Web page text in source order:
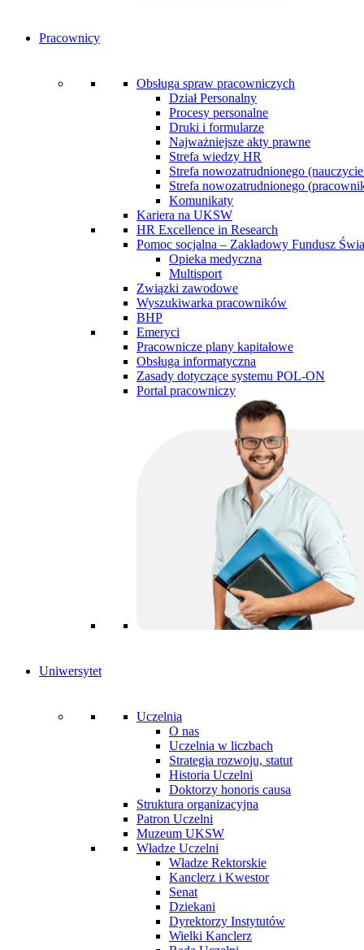
Pracownicy
Obsługa spraw pracowniczych
Dział Personalny
Procesy personalne
Druki i formularze
Najważniejsze akty prawne
Strefa wiedzy HR
Strefa nowozatrudnionego
Strefa nowozatrudnionego
Komunikaty
Kariera na UKSW
HR Excellence in Research
Pomoc socjalna – Zakładowy Fundusz
Opieka medyczna
Multisport
Związki zawodowe
Wyszukiwarka pracowników
BHP
Emeryci
Pracownicze plany kapitałowe
Obsługa informatyczna
Zasady dotyczące systemu POL-ON
Portal pracowniczy
Uniwersytet
Uczelnia
O nas
Uczelnia w liczbach
Strategia rozwoju, statut
Historia Uczelni
Doktorzy honoris causa
Struktura organizacyjna
Patron Uczelni
Muzeum UKSW
Władze Uczelni
Władze Rektorskie
Kanclerz i Kwestor
Senat
Dziekani
Dyrektorzy Instytutów
Wielki Kanclerz